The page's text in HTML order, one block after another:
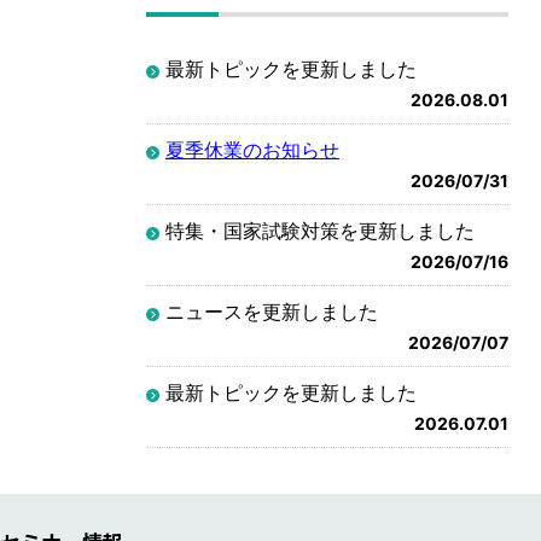
最新トピックを更新しました
2026.08.01
夏季休業のお知らせ
2026/07/31
特集・国家試験対策を更新しました
2026/07/16
ニュースを更新しました
2026/07/07
最新トピックを更新しました
2026.07.01